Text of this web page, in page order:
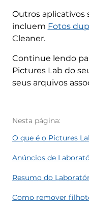
Outros aplicativos
incluem Fotos
Cleaner.
Continue lendo
Pictures Lab do
seus arquivos
Nesta página:
O que é o Pictures
Anúncios de
Resumo do
Como remover